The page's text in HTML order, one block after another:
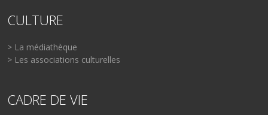
CULTURE
> La médiathèque
> Les associations culturelles
CADRE DE VIE